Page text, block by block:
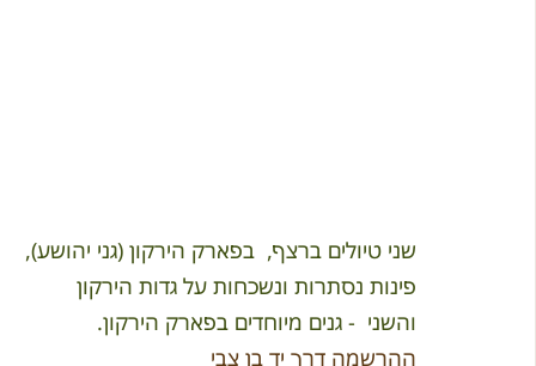
שני טיולים ברצף,  בפארק הירקון (גני יהושע),
פינות נסתרות ונשכחות על גדות הירקון
והשני  - גנים מיוחדים בפארק הירקון.
ההרשמה דרך יד בן צבי